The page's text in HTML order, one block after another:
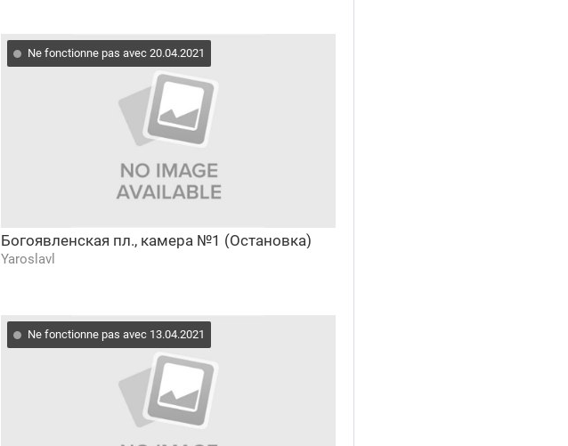
Ne fonctionne pas avec 20.04.2021
Богоявленская пл., камера №1 (Остановка)
Yaroslavl
Ne fonctionne pas avec 13.04.2021